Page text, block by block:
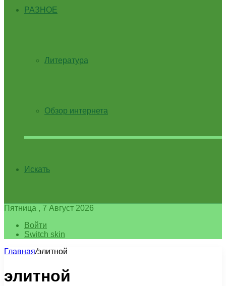
РАЗНОЕ
Литература
Обзор интернета
Искать
Пятница , 7 Август 2026
Войти
Switch skin
Главная/элитной
элитной